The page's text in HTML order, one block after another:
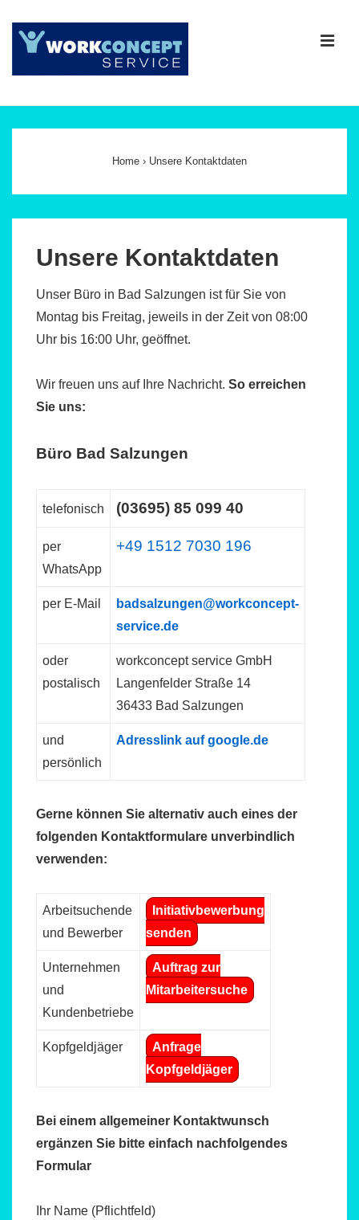
Zum
Inhalt
Home › Unsere Kontaktdaten
Unsere Kontaktdaten
Unser Büro in Bad Salzungen ist für Sie von
Montag bis Freitag, jeweils in der Zeit von 08:00
Uhr bis 16:00 Uhr, geöffnet.
Wir freuen uns auf Ihre Nachricht. So erreichen
Sie uns:
Büro Bad Salzungen
telefonisch (03695) 85 099 40
per
WhatsApp
+49 1512 7030 196
per E-Mail
badsalzungen@workconcept-
service.de
oder
postalisch
workconcept service GmbH
Langenfelder Straße 14
36433 Bad Salzungen
und
persönlich
Adresslink auf google.de
Gerne können Sie alternativ auch eines der
folgenden Kontaktformulare unverbindlich
verwenden:
Arbeitsuchende
und Bewerber
Initiativbewerbung
senden
Unternehmen
und
Kundenbetriebe
Auftrag zur
Mitarbeitersuche
Kopfgeldjäger
Anfrage
Kopfgeldjäger
Bei einem allgemeiner Kontaktwunsch
ergänzen Sie bitte einfach nachfolgendes
Formular
Ihr Name (Pflichtfeld)